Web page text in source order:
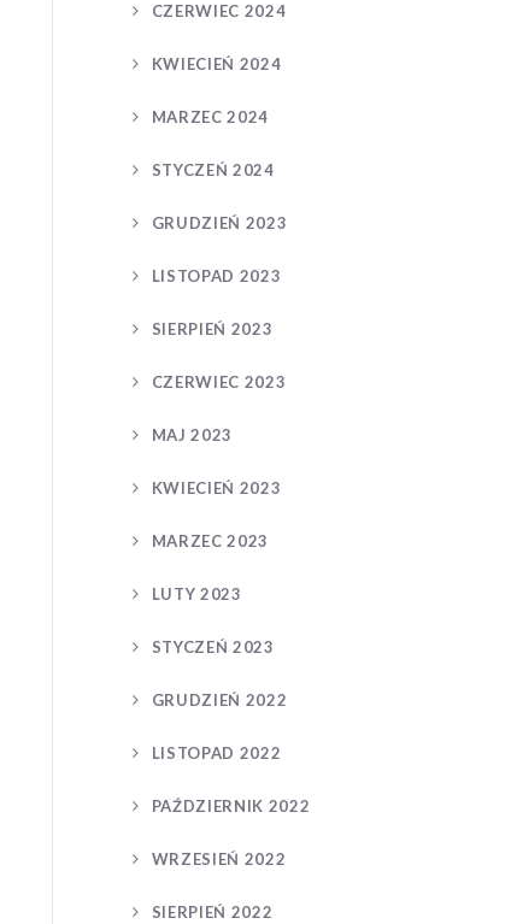
CZERWIEC 2024
KWIECIEŃ 2024
MARZEC 2024
STYCZEŃ 2024
GRUDZIEŃ 2023
LISTOPAD 2023
SIERPIEŃ 2023
CZERWIEC 2023
MAJ 2023
KWIECIEŃ 2023
MARZEC 2023
LUTY 2023
STYCZEŃ 2023
GRUDZIEŃ 2022
LISTOPAD 2022
PAŹDZIERNIK 2022
WRZESIEŃ 2022
SIERPIEŃ 2022